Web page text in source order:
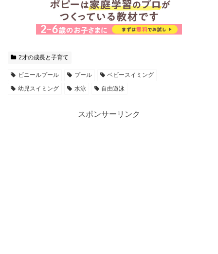
2才の成長と子育て
ビニールプール プール
ベビースイミング
幼児スイミング
水泳 自由遊泳
スポンサーリンク